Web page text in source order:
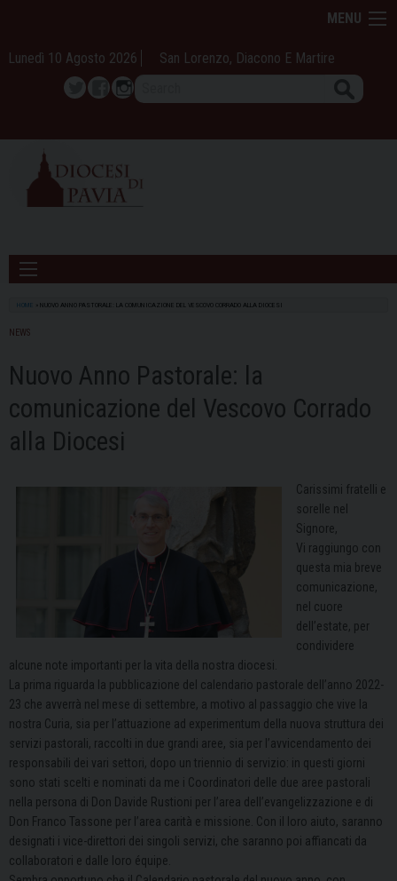
content
MENU
Lunedì 10 Agosto 2026 San Lorenzo, Diacono E Martire
TwitterFacebook
Instagram
HOME NUOVO ANNO PASTORALE: LA COMUNICAZIONE DEL VESCOVO CORRADO ALLA DIOCESI
NEWS
Nuovo Anno Pastorale: la
comunicazione del Vescovo Corrado
alla Diocesi
Carissimi fratelli e
sorelle nel
Signore,
Vi raggiungo con
questa mia breve
comunicazione,
nel cuore
dell’estate, per
condividere
alcune note importanti per la vita della nostra diocesi.
La prima riguarda la pubblicazione del calendario pastorale dell’anno 2022-
23 che avverrà nel mese di settembre, a motivo al passaggio che vive la
nostra Curia, sia per l’attuazione ad experimentum della nuova struttura dei
servizi pastorali, raccolti in due grandi aree, sia per l’avvicendamento dei
responsabili dei vari settori, dopo un triennio di servizio: in questi giorni
sono stati scelti e nominati da me i Coordinatori delle due aree pastorali
nella persona di Don Davide Rustioni per l’area dell’evangelizzazione e di
Don Franco Tassone per l’area carità e missione. Con il loro aiuto, saranno
designati i vice-direttori dei singoli servizi, che saranno poi affiancati da
collaboratori e dalle loro équipe.